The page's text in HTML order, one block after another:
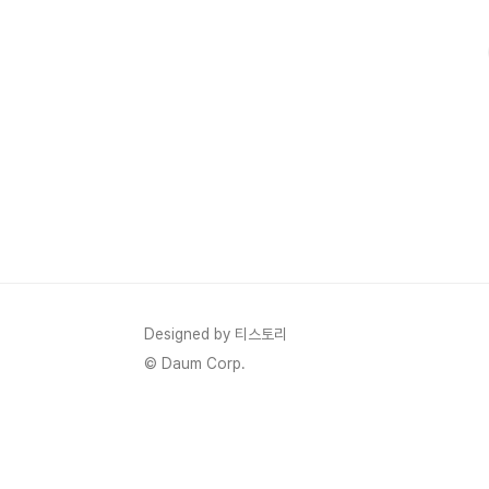
Designed by 티스토리
© Daum Corp.